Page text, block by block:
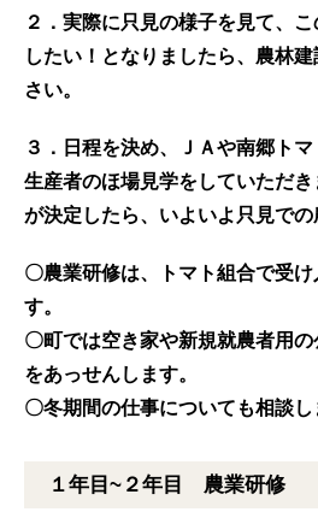
２．実際に只見の様子を見て、
したい！となりましたら、農林
さい。
３．日程を決め、ＪＡや南郷ト
生産者のほ場見学をしていただ
が決定したら、いよいよ只見での
〇農業研修は、トマト組合で受
す。
〇町では空き家や新規就農者用
をあっせんします。
〇冬期間の仕事についても相談し
１年目~２年目 農業研修